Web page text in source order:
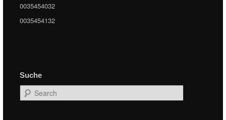
0035454032
0035454132
Suche
Search